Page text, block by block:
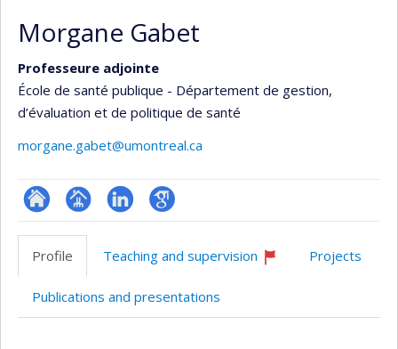
Morgane Gabet
Professeure adjointe
École de santé publique - Département de gestion,
d’évaluation et de politique de santé
morgane.gabet@umontreal.ca
ResearchGate
Page
(faculté,département,école)
LinkedInGoogle
Profile
Teaching and supervision
Projects
Publications and presentations